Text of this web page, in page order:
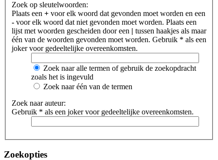
Zoek op sleutelwoorden:
Plaats een + voor elk woord dat gevonden moet worden en een
- voor elk woord dat niet gevonden moet worden. Plaats een
lijst met woorden gescheiden door een | tussen haakjes als maar
één van de woorden gevonden moet worden. Gebruik * als een
joker voor gedeeltelijke overeenkomsten.
Zoek naar alle termen of gebruik de zoekopdracht
zoals het is ingevuld
Zoek naar één van de termen
Zoek naar auteur:
Gebruik * als een joker voor gedeeltelijke overeenkomsten.
Zoekopties